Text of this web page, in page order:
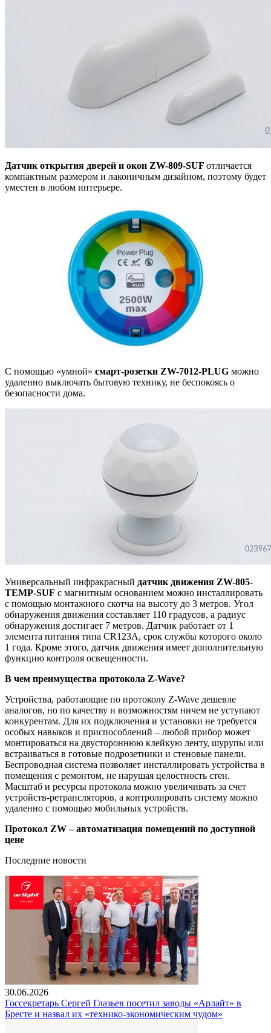
Датчик открытия дверей и окон ZW-809-SUF отличается
компактным размером и лаконичным дизайном, поэтому будет
уместен в любом интерьере.
С помощью «умной» смарт-розетки ZW-7012-PLUG можно
удаленно выключать бытовую технику, не беспокоясь о
безопасности дома.
Универсальный инфракрасный датчик движения ZW-805-
TEMP-SUF с магнитным основанием можно инсталлировать
с помощью монтажного скотча на высоту до 3 метров. Угол
обнаружения движения составляет 110 градусов, а радиус
обнаружения достигает 7 метров. Датчик работает от 1
элемента питания типа CR123A, срок службы которого около
1 года. Кроме этого, датчик движения имеет дополнительную
функцию контроля освещенности.
В чем преимущества протокола Z-Wave?
Устройства, работающие по протоколу Z-Wave дешевле
аналогов, но по качеству и возможностям ничем не уступают
конкурентам. Для их подключения и установки не требуется
особых навыков и приспособлений – любой прибор может
монтироваться на двустороннюю клейкую ленту, шурупы или
встраиваться в готовые подрозетники и стеновые панели.
Беспроводная система позволяет инсталлировать устройства в
помещения с ремонтом, не нарушая целостность стен.
Масштаб и ресурсы протокола можно увеличивать за счет
устройств-ретрансляторов, а контролировать систему можно
удаленно с помощью мобильных устройств.
Протокол ZW – автоматизация помещений по доступной
цене
Последние новости
30.06.2026
Госсекретарь Сергей Глазьев посетил заводы «Арлайт» в
Бресте и назвал их «технико-экономическим чудом»